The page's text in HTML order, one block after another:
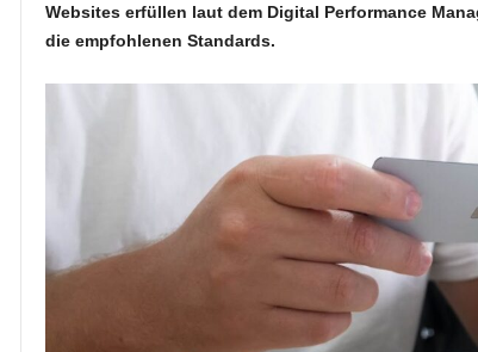
Websites erfüllen laut dem Digital Performance
die empfohlenen Standards.